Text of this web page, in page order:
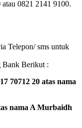
0821 2141 9100.
Telepon/ sms untuk
Bank Berikut :
70712 20 atas nama
nama A Murbaidh